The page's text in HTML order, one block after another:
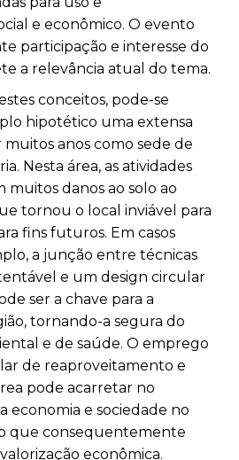
e econômico. O evento
participação e interesse do
a relevância atual do tema.
conceitos, pode-se
hipotético uma extensa
anos como sede de
Nesta área, as atividades
muitos danos ao solo ao
tornou o local inviável para
fins futuros. Em casos
a junção entre técnicas
e um design circular
ser a chave para a
tornando-a segura do
e de saúde. O emprego
de reaproveitamento e
pode acarretar no
economia e sociedade no
que consequentemente
econômica.